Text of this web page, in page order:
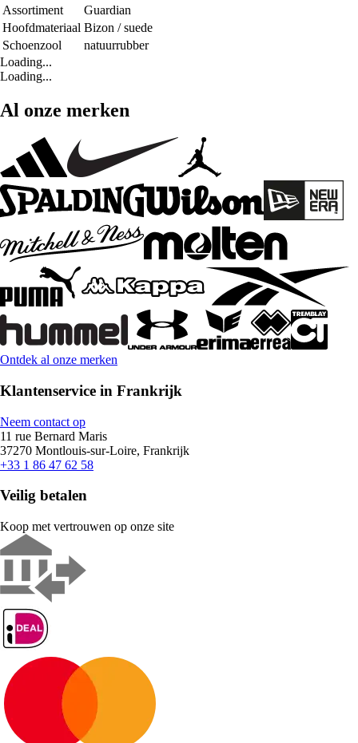
Assortiment
Guardian
Hoofdmateriaal Bizon / suede
Schoenzool
natuurrubber
Loading...
Loading...
Al onze merken
Ontdek al onze merken
Klantenservice in Frankrijk
Neem contact op
11 rue Bernard Maris
37270 Montlouis-sur-Loire, Frankrijk
+33 1 86 47 62 58
Veilig betalen
Koop met vertrouwen op onze site